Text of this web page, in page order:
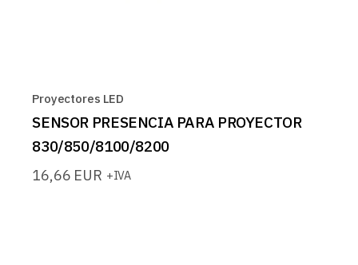
Proyectores LED
SENSOR PRESENCIA PARA PROYECTOR
830/850/8100/8200
16,66 EUR +IVA